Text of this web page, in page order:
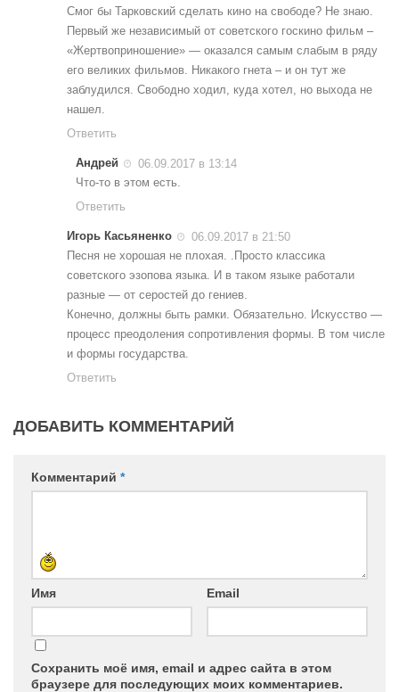
Смог бы Тарковский сделать кино на свободе? Не знаю.
Первый же независимый от советского госкино фильм –
«Жертвоприношение» — оказался самым слабым в ряду
его великих фильмов. Никакого гнета – и он тут же
заблудился. Свободно ходил, куда хотел, но выхода не
нашел.
Ответить
Андрей
06.09.2017 в 13:14
Что-то в этом есть.
Ответить
Игорь Касьяненко
06.09.2017 в 21:50
Песня не хорошая не плохая. .Просто классика
советского эзопова языка. И в таком языке работали
разные — от серостей до гениев.
Конечно, должны быть рамки. Обязательно. Искусство —
процесс преодоления сопротивления формы. В том числе
и формы государства.
Ответить
ДОБАВИТЬ КОММЕНТАРИЙ
Комментарий *
Имя Email
Сохранить моё имя, email и адрес сайта в этом
браузере для последующих моих комментариев.